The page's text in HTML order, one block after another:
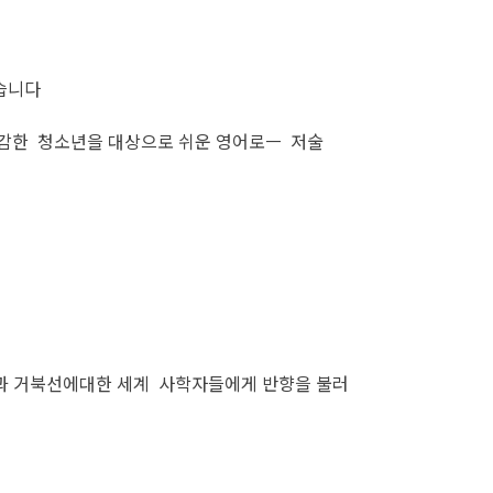
니다
한 청소년을 대상으로 쉬운 영어로ㅡ 저술
북선에대한 세계 사학자들에게 반향을 불러